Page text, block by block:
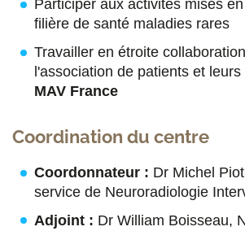
Participer aux activités mises
filière de santé maladies rares
Travailler en étroite
l'association de patients et
MAV France
Coordination du centre
Coordonnateur : Dr Michel
service de Neuroradiologie
Adjoint : Dr William Boisseau,